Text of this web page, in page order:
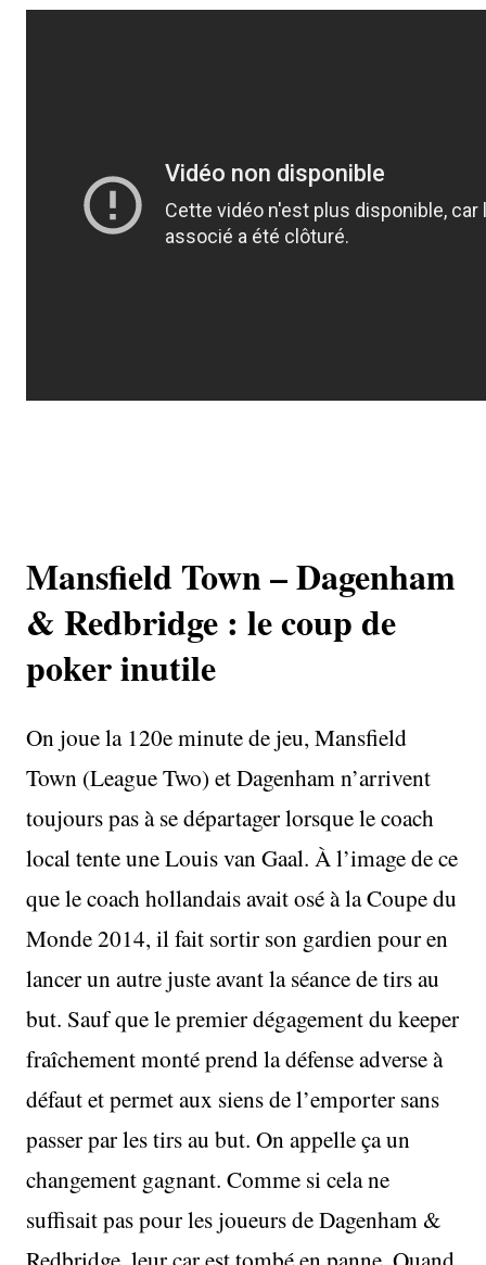
Mansfield Town – Dagenham
& Redbridge : le coup de
poker inutile
On joue la 120e minute de jeu, Mansfield
Town (League Two) et Dagenham n’arrivent
toujours pas à se départager lorsque le coach
local tente une Louis van Gaal. À l’image de ce
que le coach hollandais avait osé à la Coupe du
Monde 2014, il fait sortir son gardien pour en
lancer un autre juste avant la séance de tirs au
but. Sauf que le premier dégagement du keeper
fraîchement monté prend la défense adverse à
défaut et permet aux siens de l’emporter sans
passer par les tirs au but. On appelle ça un
changement gagnant. Comme si cela ne
suffisait pas pour les joueurs de Dagenham &
Redbridge, leur car est tombé en panne. Quand